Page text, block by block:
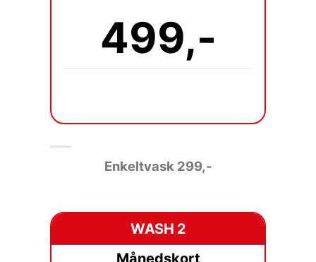
499,-
Enkeltvask 299,-
WASH 2
Månedskort